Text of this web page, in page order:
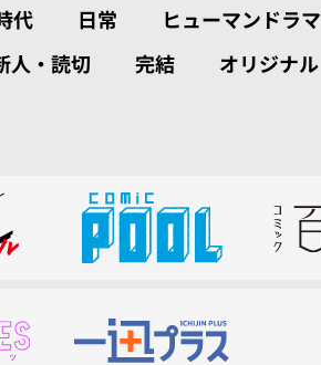
代 日常
ヒューマンドラマ
人・読切
完結 オリジナル